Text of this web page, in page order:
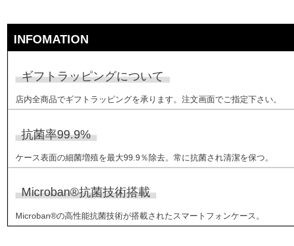
INFOMATION
ギフトラッピングについて
店内全商品でギフトラッピングを承ります。注文画面でご指定下さい。
抗菌率99.9%
ケース表面の細菌増殖を最大99.9％除去。常に抗菌され清潔を保つ。
Microban®抗菌技術搭載
Microban®の高性能抗菌技術が搭載されたスマートフォンケース。